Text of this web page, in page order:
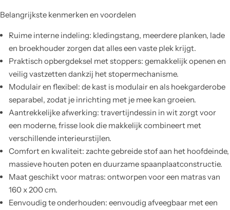
Belangrijkste kenmerken en voordelen
Ruime interne indeling: kledingstang, meerdere planken, lade
en broekhouder zorgen dat alles een vaste plek krijgt.
Praktisch opbergdeksel met stoppers: gemakkelijk openen en
veilig vastzetten dankzij het stopermechanisme.
Modulair en flexibel: de kast is modulair en als hoekgarderobe
separabel, zodat je inrichting met je mee kan groeien.
Aantrekkelijke afwerking: travertijndessin in wit zorgt voor
een moderne, frisse look die makkelijk combineert met
verschillende interieurstijlen.
Comfort en kwaliteit: zachte gebreide stof aan het hoofdeinde,
massieve houten poten en duurzame spaanplaatconstructie.
Maat geschikt voor matras: ontworpen voor een matras van
160 x 200 cm.
Eenvoudig te onderhouden: eenvoudig afveegbaar met een